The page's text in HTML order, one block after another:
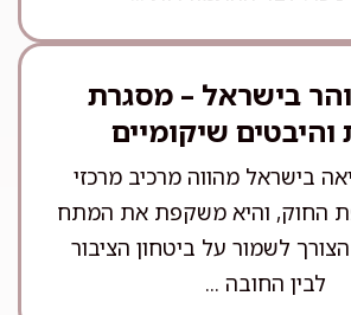
בישראל – מסגרת
והיבטים שיקומיים
בישראל מהווה מרכיב מרכזי
החוק, והיא משקפת את המתח
לשמור על ביטחון הציבור
לבין החובה ...